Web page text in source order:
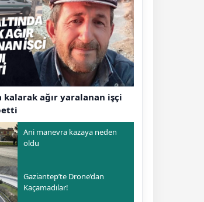
kalarak ağır yaralanan işçi
Ani manevra kazaya neden
oldu
Gaziantep’te Drone’dan
Kaçamadılar!